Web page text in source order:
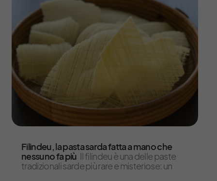
Filindeu, la pasta sarda fatta a mano che
nessuno fa più Il filindeu è una delle paste
tradizionali sarde più rare e misteriose: un